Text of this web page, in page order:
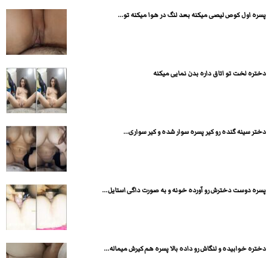
پسره اول کوص لیصی میکنه بعد لنگ در هوا میکنه تو...
دختره لخت تو اتاق داره بدن نمایی میکنه
دختر سینه گنده رو کیر پسره سوار شده و کیر سواری...
پسره دوست دخترش رو آورده خونه و به صورت داگی استایل...
دختره خوابیده و لنگاش رو داده بالا پسره هم کیرش میماله...